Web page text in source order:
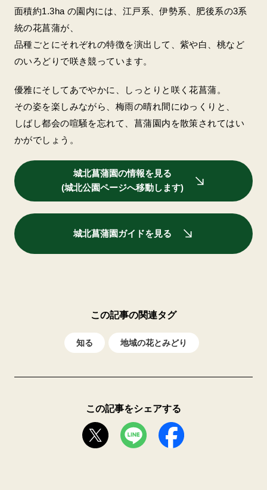
面積約1.3ha の園内には、江戸系、伊勢系、肥後系の3系
統の花菖蒲が、
品種ごとにそれぞれの特徴を演出して、紫や白、桃など
のいろどりで咲き競っています。
優雅にそしてあでやかに、しっとりと咲く花菖蒲。
その姿を楽しみながら、梅雨の晴れ間にゆっくりと、
しばし都会の喧騒を忘れて、菖蒲園内を散策されてはい
かがでしょう。
城北菖蒲園の情報を見る
(城北公園ページへ移動します)
城北菖蒲園ガイドを見る
この記事の関連タグ
知る 地域の花とみどり
この記事をシェアする